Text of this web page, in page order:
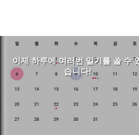
이제 하루에 여러번 일기를 쓸 수
습니다!